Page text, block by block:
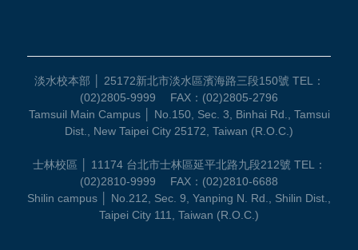
淡水校本部 │ 25172新北市淡水區濱海路三段150號 TEL：
(02)2805-9999 FAX：(02)2805-2796
Tamsuil Main Campus │ No.150, Sec. 3, Binhai Rd., Tamsui
Dist., New Taipei City 25172, Taiwan (R.O.C.)
士林校區 │ 11174 台北市士林區延平北路九段212號 TEL：
(02)2810-9999 FAX：(02)2810-6688
Shilin campus │ No.212, Sec. 9, Yanping N. Rd., Shilin Dist.,
Taipei City 111, Taiwan (R.O.C.)